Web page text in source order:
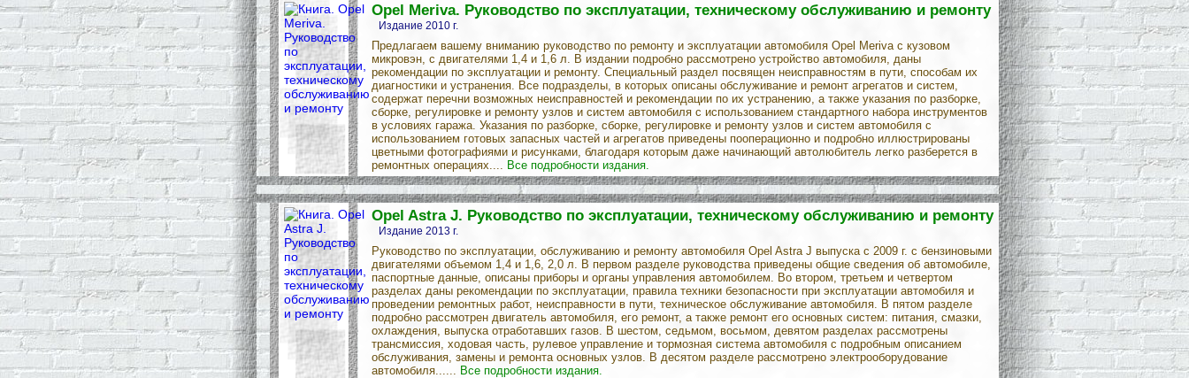
Opel Meriva. Руководство по эксплуатации, техническому обслуживанию и ремонту
Издание 2010 г.
Предлагаем вашему вниманию руководство по ремонту и эксплуатации автомобиля Opel Meriva с кузовом
микровэн, с двигателями 1,4 и 1,6 л. В издании подробно рассмотрено устройство автомобиля, даны
рекомендации по эксплуатации и ремонту. Специальный раздел посвящен неисправностям в пути, способам их
диагностики и устранения. Все подразделы, в которых описаны обслуживание и ремонт агрегатов и систем,
содержат перечни возможных неисправностей и рекомендации по их устранению, а также указания по разборке,
сборке, регулировке и ремонту узлов и систем автомобиля с использованием стандартного набора инструментов
в условиях гаража. Указания по разборке, сборке, регулировке и ремонту узлов и систем автомобиля с
использованием готовых запасных частей и агрегатов приведены пооперационно и подробно иллюстрированы
цветными фотографиями и рисунками, благодаря которым даже начинающий автолюбитель легко разберется в
ремонтных операциях.... Все подробности издания.
Opel Astra J. Руководство по эксплуатации, техническому обслуживанию и ремонту
Издание 2013 г.
Руководство по эксплуатации, обслуживанию и ремонту автомобиля Opel Astra J выпуска с 2009 г. с бензиновыми
двигателями объемом 1,4 и 1,6, 2,0 л. В первом разделе руководства приведены общие сведения об автомобиле,
паспортные данные, описаны приборы и органы управления автомобилем. Во втором, третьем и четвертом
разделах даны рекомендации по эксплуатации, правила техники безопасности при эксплуатации автомобиля и
проведении ремонтных работ, неисправности в пути, техническое обслуживание автомобиля. В пятом разделе
подробно рассмотрен двигатель автомобиля, его ремонт, а также ремонт его основных систем: питания, смазки,
охлаждения, выпуска отработавших газов. В шестом, седьмом, восьмом, девятом разделах рассмотрены
трансмиссия, ходовая часть, рулевое управление и тормозная система автомобиля с подробным описанием
обслуживания, замены и ремонта основных узлов. В десятом разделе рассмотрено электрооборудование
автомобиля...... Все подробности издания.